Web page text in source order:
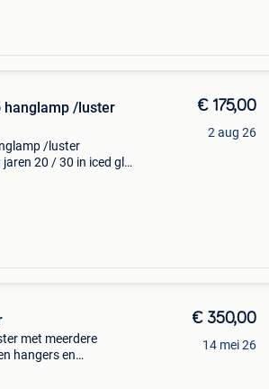
hanglamp /luster
/luster
20 / 30 in iced gla
€ 175,00
2 aug 26
met meerdere
hangers en
€ 350,00
14 mei 26